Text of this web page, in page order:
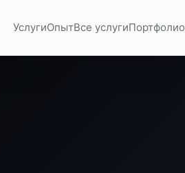
УслугиОпытВсе услугиПортфолио